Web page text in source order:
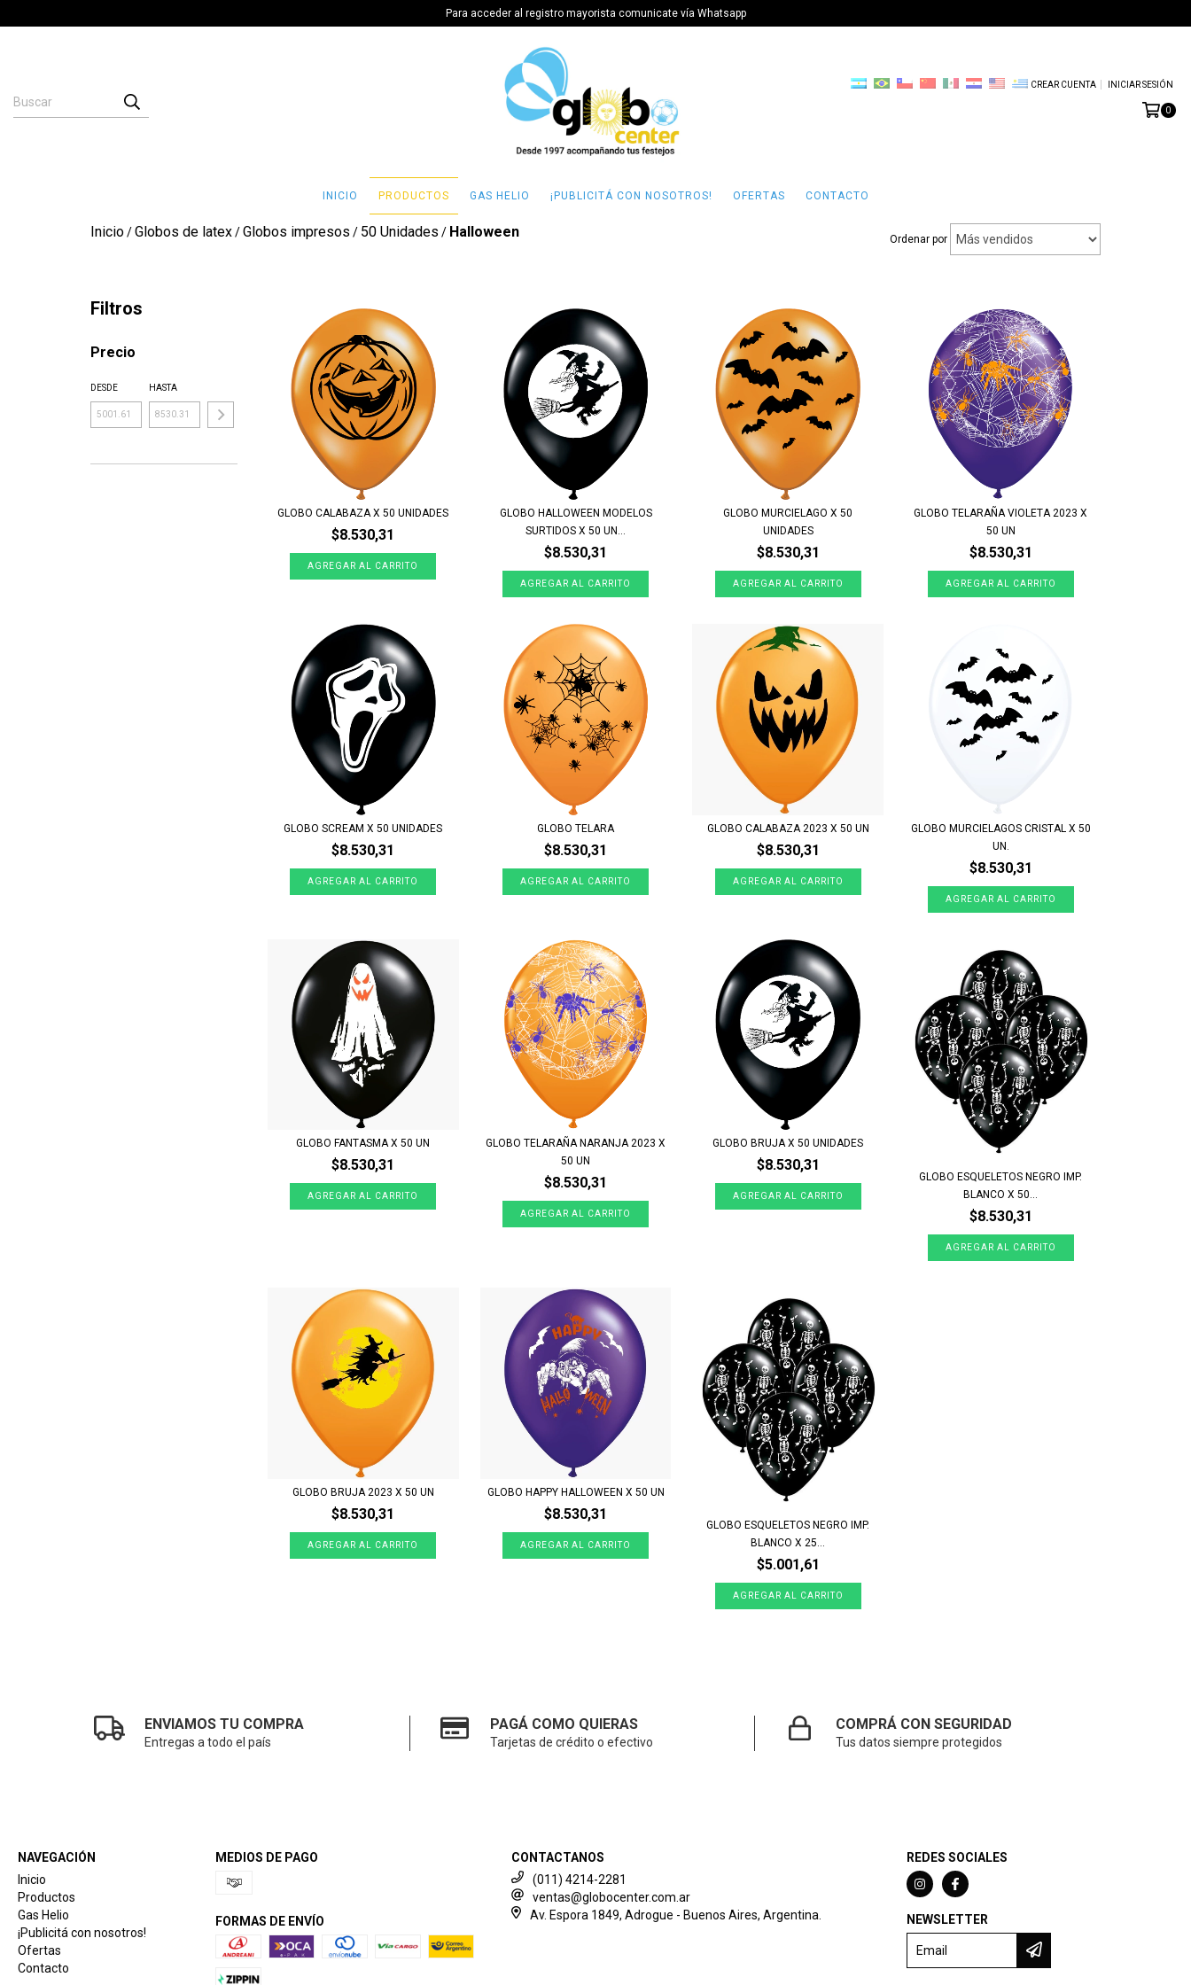
Para acceder al registro mayorista comunicate vía Whatsapp
CREAR CUENTA INICIAR SESIÓN
0
INICIO PRODUCTOS GAS HELIO ¡PUBLICITÁ CON NOSOTROS! OFERTAS CONTACTO
Inicio/Globos de latex/Globos impresos / 50 Unidades / Halloween Ordenar por
Filtros
Precio
DESDE HASTA
GLOBO CALABAZA X 50 UNIDADES
$8.530,31
GLOBO HALLOWEEN MODELOS
SURTIDOS X 50 UN...
$8.530,31
GLOBO MURCIELAGO X 50
UNIDADES
$8.530,31
GLOBO TELARAÑA VIOLETA 2023 X
50 UN
$8.530,31
GLOBO SCREAM X 50 UNIDADES
$8.530,31
GLOBO TELARA
$8.530,31
GLOBO CALABAZA 2023 X 50 UN
$8.530,31
GLOBO MURCIELAGOS CRISTAL X 50
UN.
$8.530,31
GLOBO FANTASMA X 50 UN
$8.530,31
GLOBO TELARAÑA NARANJA 2023 X
50 UN
$8.530,31
GLOBO BRUJA X 50 UNIDADES
$8.530,31
GLOBO ESQUELETOS NEGRO IMP.
BLANCO X 50...
$8.530,31
GLOBO BRUJA 2023 X 50 UN
$8.530,31
GLOBO HAPPY HALLOWEEN X 50 UN
$8.530,31
GLOBO ESQUELETOS NEGRO IMP.
BLANCO X 25...
$5.001,61
ENVIAMOS TU COMPRA
Entregas a todo el país
PAGÁ COMO QUIERAS
Tarjetas de crédito o efectivo
COMPRÁ CON SEGURIDAD
Tus datos siempre protegidos
NAVEGACIÓN
Inicio
Productos
Gas Helio
¡Publicitá con nosotros!
Ofertas
Contacto
MEDIOS DE PAGO
FORMAS DE ENVÍO
CONTACTANOS
(011) 4214-2281
ventas@globocenter.com.ar
Av. Espora 1849, Adrogue - Buenos Aires, Argentina.
REDES SOCIALES
NEWSLETTER